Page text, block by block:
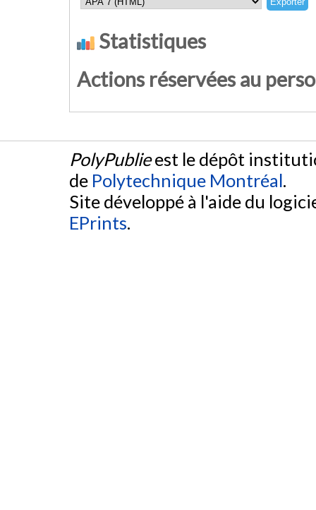
Statistiques
Actions réservées au
PolyPublieest le dépôt
de Polytechnique Montréal.
Site développé à l'aide du
EPrints.